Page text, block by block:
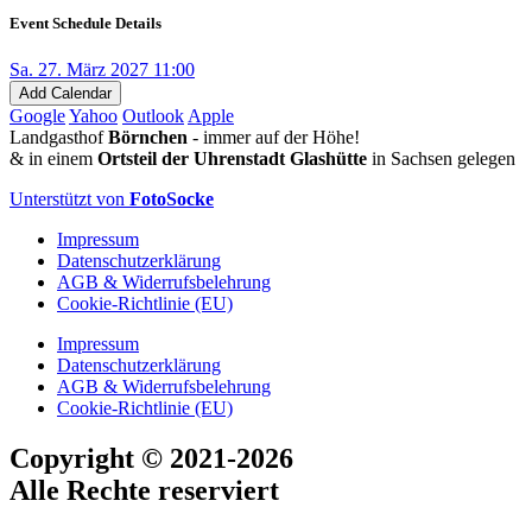
Event Schedule Details
Sa. 27. März 2027 11:00
Add Calendar
GoogleYahoo Outlook Apple
LandgasthofBörnchen - immer auf der Höhe!
& in einem Ortsteil der Uhrenstadt Glashütte in Sachsen gelegen
Unterstützt von FotoSocke
Impressum
Datenschutzerklärung
AGB & Widerrufsbelehrung
Cookie-Richtlinie (EU)
Impressum
Datenschutzerklärung
AGB & Widerrufsbelehrung
Cookie-Richtlinie (EU)
Copyright © 2021-2026
Alle Rechte reserviert